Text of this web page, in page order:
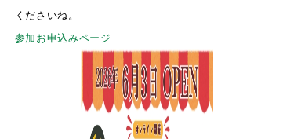
くださいね。
参加お申込みページ